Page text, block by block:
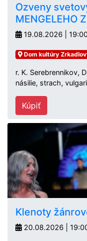
Ozveny
MENGELEHO
19.08.2026 | 19:00
Dom kultúry
r. K. Serebrennikov,
násilie, strach,
Kúpiť
Klenoty
20.08.2026 |